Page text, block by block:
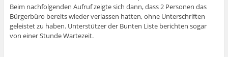
Beim nachfolgenden Aufruf zeigte sich dann, dass 2 Personen das
Bürgerbüro bereits wieder verlassen hatten, ohne Unterschriften
geleistet zu haben. Unterstützer der Bunten Liste berichten sogar
von einer Stunde Wartezeit.